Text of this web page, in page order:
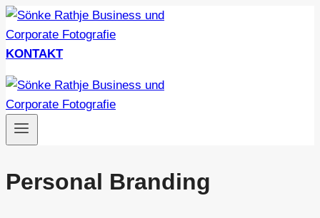
Zum
Inhalt
springen
KONTAKT
Personal Branding